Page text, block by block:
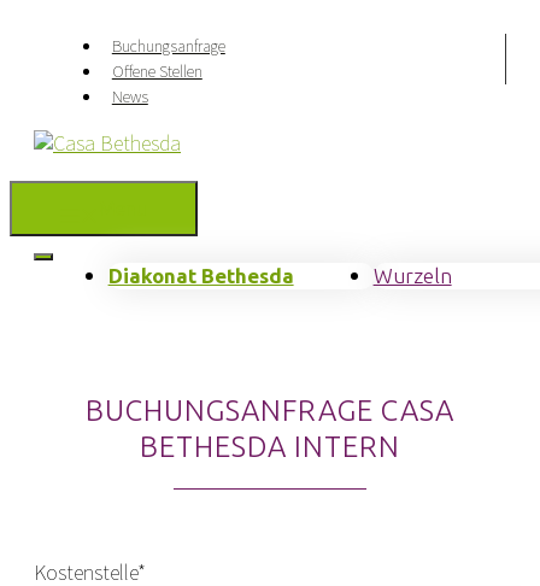
Buchungsanfrage
Offene Stellen
News
Diakonat Bethesda Wurzeln
BUCHUNGSANFRAGE CASA
BETHESDA INTERN
Kostenstelle*